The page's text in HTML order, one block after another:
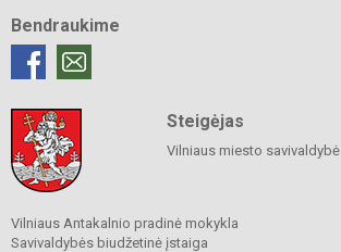
Bendraukime
Steigėjas
Vilniaus miesto savivaldybė
Vilniaus Antakalnio pradinė mokykla
Savivaldybės biudžetinė įstaiga